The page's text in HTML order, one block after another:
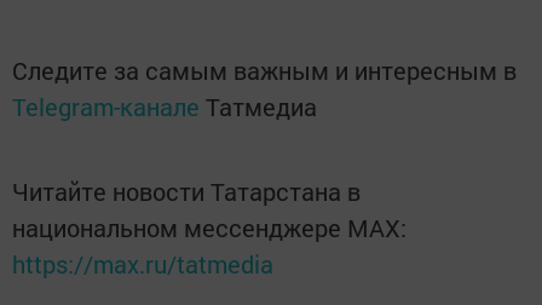
Следите за самым важным и интересным в
Telegram-канале Татмедиа
Читайте новости Татарстана в
национальном мессенджере MАХ:
https://max.ru/tatmedia